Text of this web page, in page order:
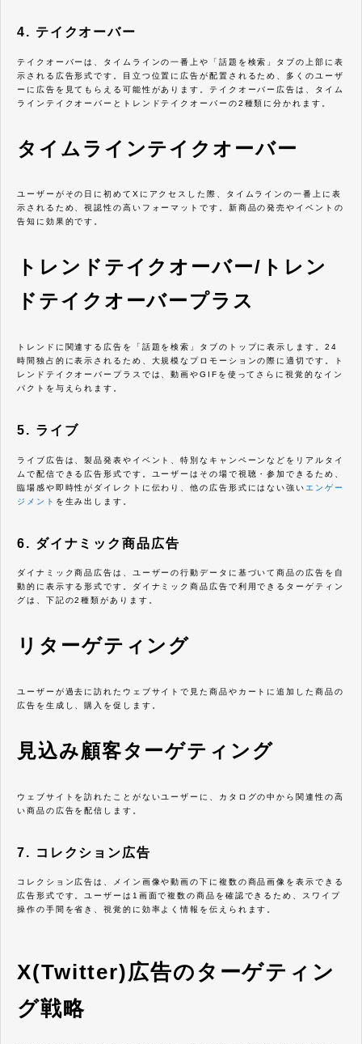
4. テイクオーバー
テイクオーバーは、タイムラインの一番上や「話題を検索」タブの上部に表
示される広告形式です。目立つ位置に広告が配置されるため、多くのユーザ
ーに広告を見てもらえる可能性があります。テイクオーバー広告は、タイム
ラインテイクオーバーとトレンドテイクオーバーの2種類に分かれます。
タイムラインテイクオーバー
ユーザーがその日に初めてXにアクセスした際、タイムラインの一番上に表
示されるため、視認性の高いフォーマットです。新商品の発売やイベントの
告知に効果的です。
トレンドテイクオーバー/トレン
ドテイクオーバープラス
トレンドに関連する広告を「話題を検索」タブのトップに表示します。24
時間独占的に表示されるため、大規模なプロモーションの際に適切です。ト
レンドテイクオーバープラスでは、動画やGIFを使ってさらに視覚的なイン
パクトを与えられます。
5. ライブ
ライブ広告は、製品発表やイベント、特別なキャンペーンなどをリアルタイ
ムで配信できる広告形式です。ユーザーはその場で視聴・参加できるため、
臨場感や即時性がダイレクトに伝わり、他の広告形式にはない強い エンゲー
ジメント を生み出します。
6. ダイナミック商品広告
ダイナミック商品広告は、ユーザーの行動データに基づいて商品の広告を自
動的に表示する形式です。ダイナミック商品広告で利用できるターゲティン
グは、下記の2種類があります。
リターゲティング
ユーザーが過去に訪れたウェブサイトで見た商品やカートに追加した商品の
広告を生成し、購入を促します。
見込み顧客ターゲティング
ウェブサイトを訪れたことがないユーザーに、カタログの中から関連性の高
い商品の広告を配信します。
7. コレクション広告
コレクション広告は、メイン画像や動画の下に複数の商品画像を表示できる
広告形式です。ユーザーは1画面で複数の商品を確認できるため、スワイプ
操作の手間を省き、視覚的に効率よく情報を伝えられます。
X(Twitter)広告のターゲティン
グ戦略